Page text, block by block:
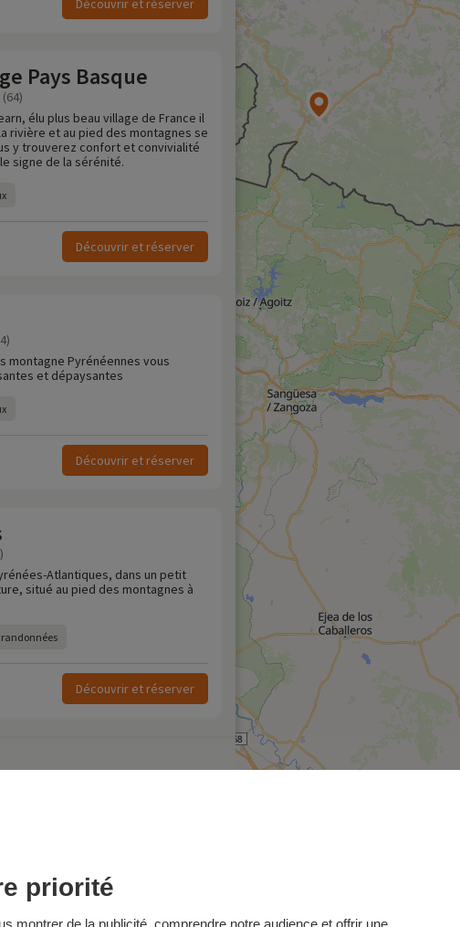
Découvrir et réserver
Pays Basque
élu plus beau village de France il
rivière et au pied des montagnes se
y trouverez confort et convivialité
signe de la sérénité.
Découvrir et réserver
montagne Pyrénéennes vous
et dépaysantes
Découvrir et réserver
Atlantiques, dans un petit
situé au pied des montagnes à
randonnées
Découvrir et réserver
priorité
montrer de la publicité, comprendre notre audience et offrir une